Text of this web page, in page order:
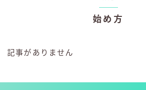
始め方
記事がありません